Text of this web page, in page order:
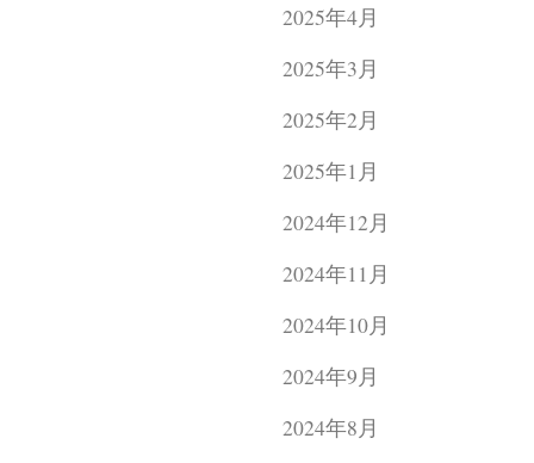
2025年4月
2025年3月
2025年2月
2025年1月
2024年12月
2024年11月
2024年10月
2024年9月
2024年8月